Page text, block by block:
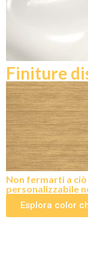
Finiture
Non fermarti a
personalizzabile
Esplora color